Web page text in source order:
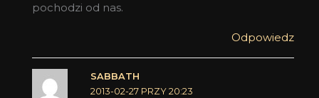
pochodzi od nas.
Odpowiedz
SABBATH
2013-02-27 PRZY 20:23